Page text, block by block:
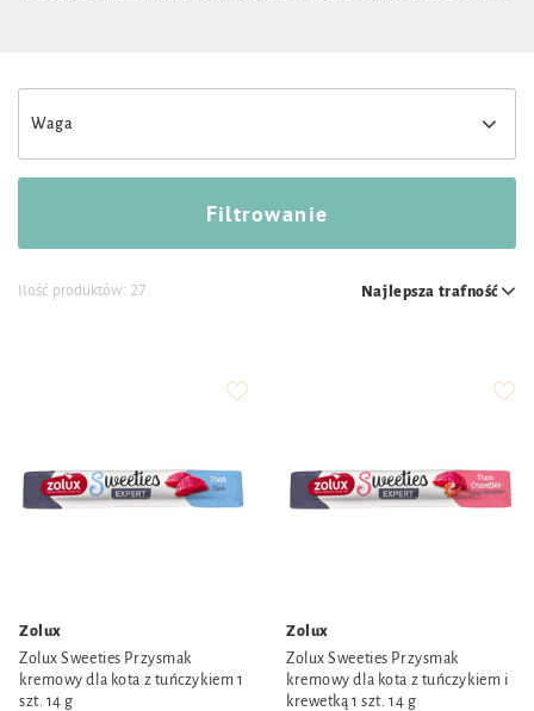
Waga
Ilość produktów: 27 Najlepsza trafność
Filtrowanie
Zolux
Zolux Sweeties Przysmak
kremowy dla kota z tuńczykiem 1
szt. 14 g
Zolux
Zolux Sweeties Przysmak
kremowy dla kota z tuńczykiem i
krewetką 1 szt. 14 g